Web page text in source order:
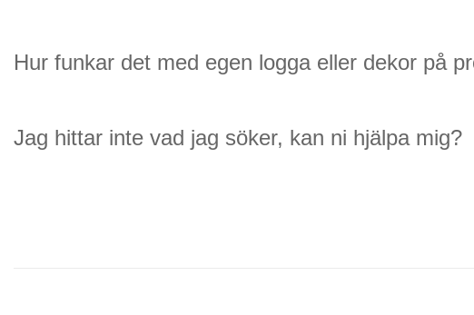
Hur funkar det med egen logga eller dekor på
Jag hittar inte vad jag söker, kan ni hjälpa mig?